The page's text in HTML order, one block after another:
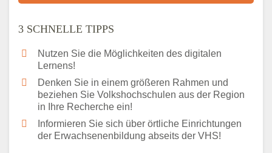
3 SCHNELLE TIPPS
Nutzen Sie die Möglichkeiten des digitalen
Lernens!
Denken Sie in einem größeren Rahmen und
beziehen Sie Volkshochschulen aus der Region
in Ihre Recherche ein!
Informieren Sie sich über örtliche Einrichtungen
der Erwachsenenbildung abseits der VHS!